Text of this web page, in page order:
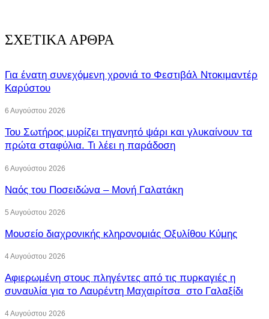
ΣΧΕΤΙΚΑ ΑΡΘΡΑ
Για ένατη συνεχόμενη χρονιά το Φεστιβάλ Ντοκιμαντέρ
Καρύστου
6 Αυγούστου 2026
Του Σωτήρος μυρίζει τηγανητό ψάρι και γλυκαίνουν τα
πρώτα σταφύλια. Τι λέει η παράδοση
6 Αυγούστου 2026
Ναός του Ποσειδώνα – Μονή Γαλατάκη
5 Αυγούστου 2026
Μουσείο διαχρονικής κληρονομιάς Οξυλίθου Κύμης
4 Αυγούστου 2026
Αφιερωμένη στους πληγέντες από τις πυρκαγιές η
συναυλία για το Λαυρέντη Μαχαιρίτσα στο Γαλαξίδι
4 Αυγούστου 2026